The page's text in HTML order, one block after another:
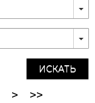
ИСКАТЬ
> >>